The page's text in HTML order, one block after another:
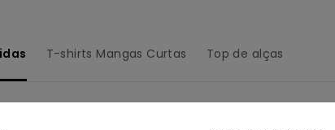
T-shirts Mangas Curtas Top de alças